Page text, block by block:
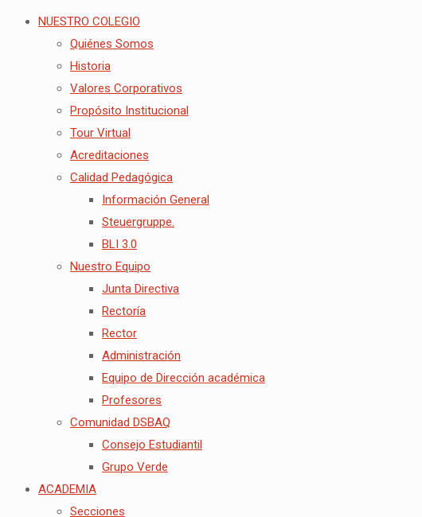
NUESTRO COLEGIO
Quiénes Somos
Historia
Valores Corporativos
Propósito Institucional
Tour Virtual
Acreditaciones
Calidad Pedagógica
Información General
Steuergruppe.
BLI 3.0
Nuestro Equipo
Junta Directiva
Rectoría
Rector
Administración
Equipo de Dirección académica
Profesores
Comunidad DSBAQ
Consejo Estudiantil
Grupo Verde
ACADEMIA
Secciones